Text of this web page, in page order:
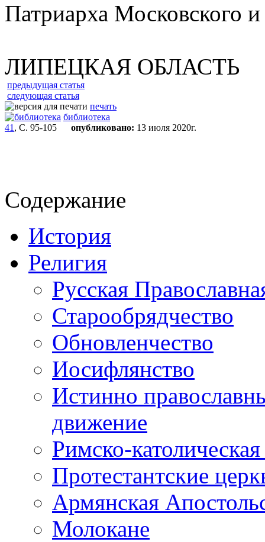
Патриарха Московского
ЛИПЕЦКАЯ ОБЛАСТЬ
предыдущая статья
следующая статья
печать
библиотека
41 , С. 95-105 опубликовано: 13 июля 2020г.
Содержание
История
Религия
Русская
Старообрядчество
Обновленчество
Иосифлянство
Истинно
движение
Римско-
Протестантские
Армянская
Молокане